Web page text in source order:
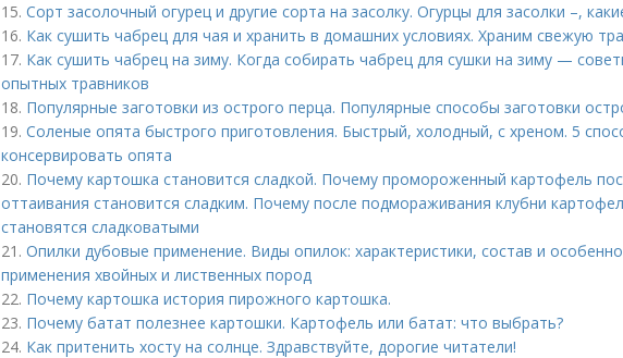
15. Сорт засолочный огурец и другие сорта на засолку. Огурцы для засолки –,
16. Как сушить чабрец для чая и хранить в домашних условиях. Храним свежую
17. Как сушить чабрец на зиму. Когда собирать чабрец для сушки на зиму —
опытных травников
18. Популярные заготовки из острого перца. Популярные способы заготовки
19. Соленые опята быстрого приготовления. Быстрый, холодный, с хреном. 5
консервировать опята
20. Почему картошка становится сладкой. Почему промороженный картофель
оттаивания становится сладким. Почему после подмораживания клубни
становятся сладковатыми
21. Опилки дубовые применение. Виды опилок: характеристики, состав и
применения хвойных и лиственных пород
22. Почему картошка история пирожного картошка.
23. Почему батат полезнее картошки. Картофель или батат: что выбрать?
24. Как притенить хосту на солнце. Здравствуйте, дорогие читатели!